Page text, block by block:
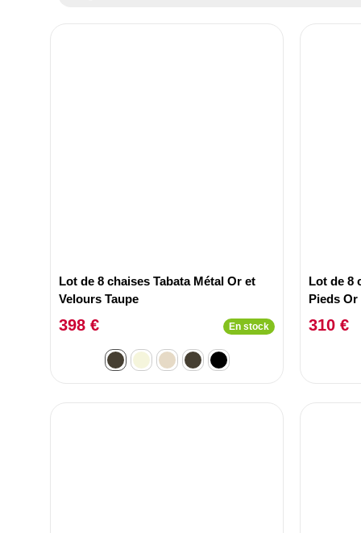
Lot de 8 chaises Tabata Métal Or et
Velours Taupe
398 € En stock
Lot de 8
Pieds Or
310 €